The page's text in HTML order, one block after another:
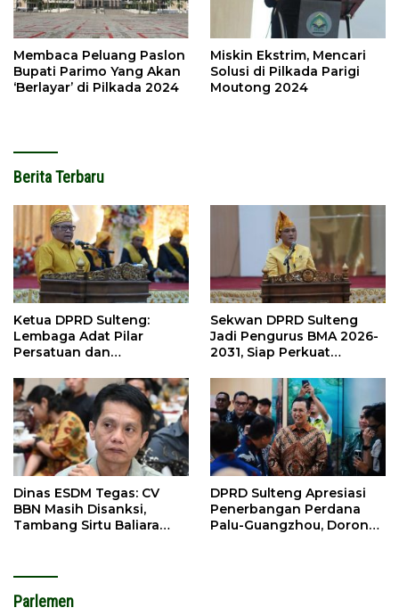
Membaca Peluang Paslon
Bupati Parimo Yang Akan
‘Berlayar’ di Pilkada 2024
Miskin Ekstrim, Mencari
Solusi di Pilkada Parigi
Moutong 2024
Berita Terbaru
Ketua DPRD Sulteng:
Lembaga Adat Pilar
Persatuan dan
Sekwan DPRD Sulteng
Jadi Pengurus BMA 2026-
2031, Siap Perkuat
Dinas ESDM Tegas: CV
BBN Masih Disanksi,
Tambang Sirtu Baliara
DPRD Sulteng Apresiasi
Penerbangan Perdana
Palu-Guangzhou, Dorong
Parlemen